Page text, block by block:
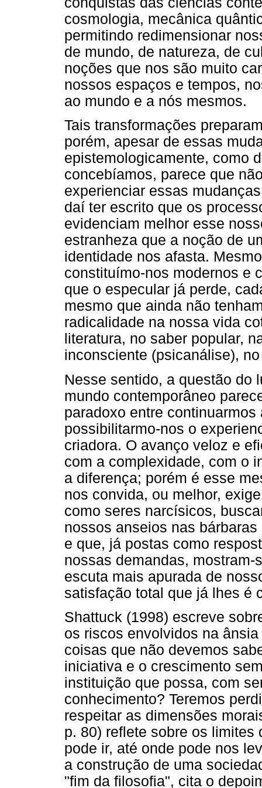
cosmologia, mecânica
permitindo redimensionar
de mundo, de natureza, de
noções que nos são muito
nossos espaços e tempos,
ao mundo e a nós mesmos.
Tais transformações
porém, apesar de essas
epistemologicamente, como
concebíamos, parece que
experienciar essas
daí ter escrito que os
evidenciam melhor esse
estranheza que a noção de
identidade nos afasta.
constituímo-nos modernos e
que o especular já perde,
mesmo que ainda não
radicalidade na nossa vida
literatura, no saber popular,
inconsciente (psicanálise),
Nesse sentido, a questão do
mundo contemporâneo
paradoxo entre
possibilitarmo-nos o
criadora. O avanço veloz e
com a complexidade, com o
a diferença; porém é esse
nos convida, ou melhor,
como seres narcísicos,
nossos anseios nas
e que, já postas como
nossas demandas,
escuta mais apurada de
satisfação total que já lhes é
Shattuck (1998) escreve
os riscos envolvidos na
coisas que não devemos
iniciativa e o crescimento
instituição que possa, com
conhecimento? Teremos
respeitar as dimensões
p. 80) reflete sobre os
pode ir, até onde pode nos
a construção de uma
"fim da filosofia", cita o